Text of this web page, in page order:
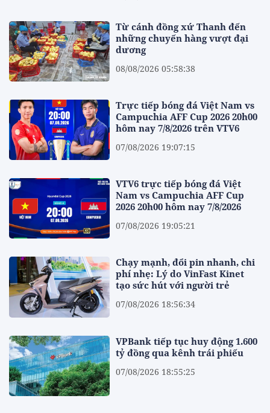
Từ cánh đồng xứ Thanh đến
những chuyến hàng vượt đại
dương
08/08/2026 05:58:38
Trực tiếp bóng đá Việt Nam vs
Campuchia AFF Cup 2026 20h00
hôm nay 7/8/2026 trên VTV6
07/08/2026 19:07:15
VTV6 trực tiếp bóng đá Việt
Nam vs Campuchia AFF Cup
2026 20h00 hôm nay 7/8/2026
07/08/2026 19:05:21
Chạy mạnh, đổi pin nhanh, chi
phí nhẹ: Lý do VinFast Kinet
tạo sức hút với người trẻ
07/08/2026 18:56:34
VPBank tiếp tục huy động 1.600
tỷ đồng qua kênh trái phiếu
07/08/2026 18:55:25